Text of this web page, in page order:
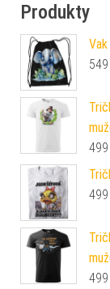
Produkty
549
499
499
499